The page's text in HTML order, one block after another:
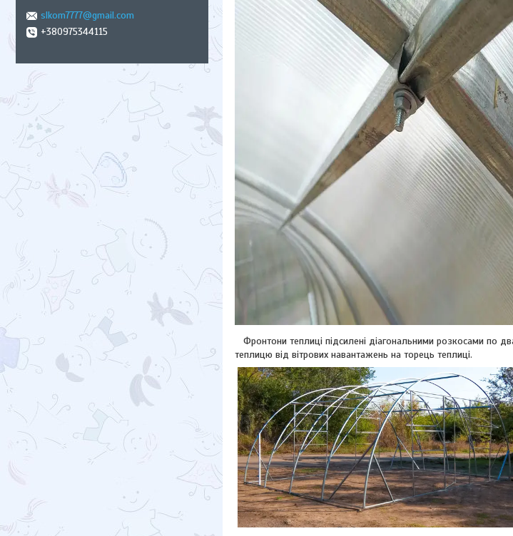
Фронтони теплиці підсилені діагональними розкосами по
теплицю від вітрових навантажень на торець теплиці.
slkom7777@gmail.com
+380975344115